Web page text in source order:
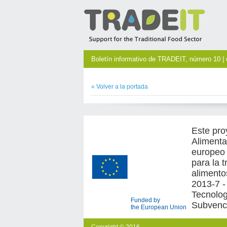
Boletín informativo de TRADEIT, número 10 |
« Volver a la portada
Funded by
the European Union
Este
para la
2013-7